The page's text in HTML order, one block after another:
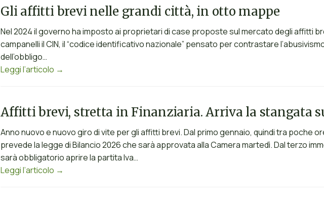
Gli affitti brevi nelle grandi città, in otto mappe
Nel 2024 il governo ha imposto ai proprietari di case proposte sul mercato degli affitti
campanelli il CIN, il “codice identificativo nazionale” pensato per contrastare
dell’obbligo…
Leggi l’articolo →
Affitti brevi, stretta in Finanziaria. Arriva la stangata
Anno nuovo e nuovo giro di vite per gli affitti brevi. Dal primo gennaio, quindi tra poche
prevede la legge di Bilancio 2026 che sarà approvata alla Camera martedì. Dal terzo
sarà obbligatorio aprire la partita Iva…
Leggi l’articolo →